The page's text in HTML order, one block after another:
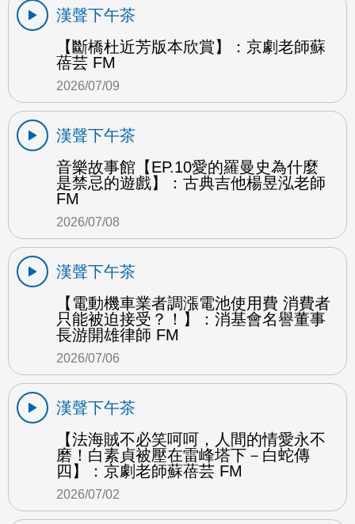
漢聲下午茶
【斷橋杜近芳版本欣賞】：京劇老師蘇
蓓芸 FM
2026/07/09
漢聲下午茶
音樂故事館【EP.10愛的羅曼史為什麼
是禁忌的遊戲】：古典吉他楊昱泓老師
FM
2026/07/08
漢聲下午茶
【電動機車業者調漲電池使用費 消費者
只能被迫接受？！】：消基會名譽董事
長游開雄律師 FM
2026/07/06
漢聲下午茶
【法海賊不必笑呵呵，人間的情愛永不
磨！白素貞被壓在雷峰塔下－白蛇傳
四】：京劇老師蘇蓓芸 FM
2026/07/02